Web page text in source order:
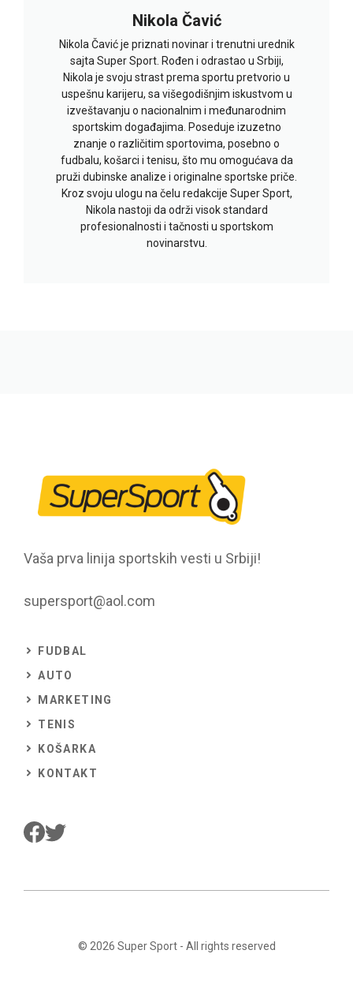
Nikola Čavić
Nikola Čavić je priznati novinar i trenutni urednik
sajta Super Sport. Rođen i odrastao u Srbiji,
Nikola je svoju strast prema sportu pretvorio u
uspešnu karijeru, sa višegodišnjim iskustvom u
izveštavanju o nacionalnim i međunarodnim
sportskim događajima. Poseduje izuzetno
znanje o različitim sportovima, posebno o
fudbalu, košarci i tenisu, što mu omogućava da
pruži dubinske analize i originalne sportske priče.
Kroz svoju ulogu na čelu redakcije Super Sport,
Nikola nastoji da održi visok standard
profesionalnosti i tačnosti u sportskom
novinarstvu.
Vaša prva linija sportskih vesti u Srbiji!
supersport@aol.com
FUDBAL
AUTO
MARKETING
TENIS
KOŠARKA
KONTAKT
© 2026 Super Sport- All rights reserved